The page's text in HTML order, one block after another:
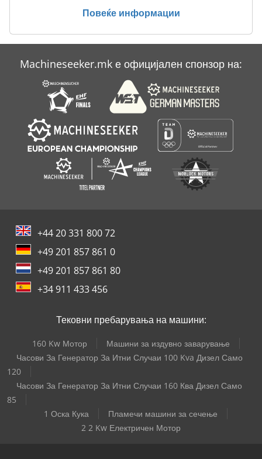
Повеќе информации
Machineseeker.mk е официјален спонзор на:
+44 20 331 800 72
+49 201 857 861 0
+49 201 857 861 80
+34 911 433 456
Тековни пребарувања на машини:
160 Kw Мотор
Машини за издувно заварување
Часови За Генератор За Итни Случаи 100 Kva Дизел Само
120
Часови За Генератор За Итни Случаи 160 Ква Дизел Само
85
1 Оска Кука
Пламечи машини за сечење
2 2 Kw Електричен Мотор